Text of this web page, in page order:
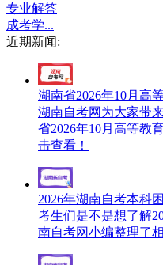
专业解答
成考学...
近期新闻:
湖南省2026年10月高
湖南自考网为大家带
省2026年10月高等教
击查看！
2026年湖南自考本科
考生们是不是想了解
南自考网小编整理了